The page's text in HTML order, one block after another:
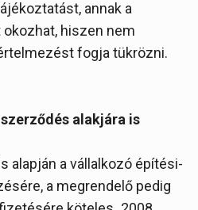
annak a
hiszen nem
fogja tükrözni.
alakjára is
alapján a vállalkozó építési-
a megrendelő pedig